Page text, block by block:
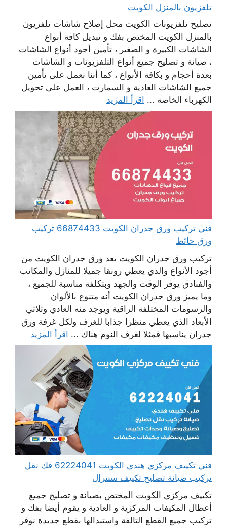
تلفزيون بالمنزل الكويت
تصليح تلفزيونات الكويت محل إصلاح شاشات تلفزيون
بالمنزل الكويت المختص بفك و تبديل كافة أنواع
الشاشات الكبيرة و الصغير ، تأمين أجود أنواع الشاشات
، صيانة و تصليح جميع أنواع التلفزيونات و الشاشات
بعدة أحجام و بكافة الأنواع ، كما أننا نعمل على تأمين
جميع الشاشات العادية و السمارت ، العمل على تحويل
الكهرباء الخاصة ... اقرأ المزيد
فني تركيب ورق جدران الكويت 66874433 تركيب
ورق حائط
تركيب ورق جدران الكويت يعد ورق جدران الكويت من
أجود الأنواع والذي يعطي رونقا جميلا للمنازل والمكاتب
والفنادق يوفر الوقت والجهد وبتكلفة مناسبة للجميع ،
وما يميز ورق جدران الكويت أنه متنوع بالألوان
والرسومات المختلفة الراقية ويوجد منه العادي وثلاثي
الأبعاد الذي يعطي منظرا جذابا للغرف ولكل غرفة ورق
جدران يناسبها فمثلا لغرف النوم هناك ... اقرأ المزيد
فني تكييف مركزي هندي الكويت 62224041 فك نقل
تركيب صيانة تصليح تكييف سنترال
تكييف مركزي الكويت المختص بصيانة و تصليح جميع
أعطال المكيفات المركزية و العادية و يقوم أيضا بفك و
تركيب جميع القطع التالفة واستبدالها بقطع جديدة نوفر